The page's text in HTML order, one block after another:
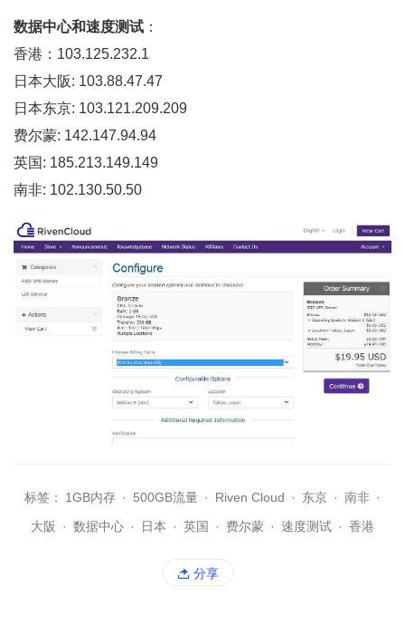
数据中心和速度测试 ：
香港：103.125.232.1
日本大阪: 103.88.47.47
日本东京: 103.121.209.209
费尔蒙: 142.147.94.94
英国: 185.213.149.149
南非: 102.130.50.50
标签： 1GB内存 · 500GB流量 · Riven Cloud · 东京 · 南非 ·
大阪
· 数据中心 · 日本 · 英国 · 费尔蒙 · 速度测试 · 香港
分享